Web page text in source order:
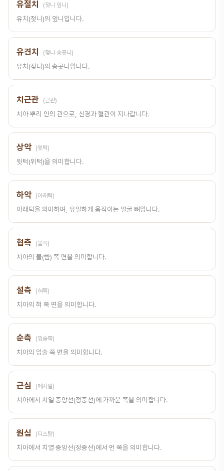
유절치 (젖니 앞니)
유치(젖니)의 앞니입니다.
유견치 (젖니 송곳니)
유치(젖니)의 송곳니입니다.
치근관 (근관)
치아 뿌리 안의 관으로, 신경과 혈관이 지나갑니다.
상악 (윗턱)
윗턱(위턱)을 의미합니다.
하악 (아래턱)
아래턱을 의미하며, 유일하게 움직이는 얼굴 뼈입니다.
협측 (볼쪽)
치아의 볼(뺨) 쪽 면을 의미합니다.
설측 (혀쪽)
치아의 혀 쪽 면을 의미합니다.
순측 (입술쪽)
치아의 입술 쪽 면을 의미합니다.
근심 (메시알)
치아에서 치열 중앙선(정중선)에 가까운 쪽을 의미합니다.
원심 (디스탈)
치아에서 치열 중앙선(정중선)에서 먼 쪽을 의미합니다.